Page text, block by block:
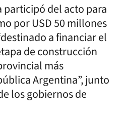
participó del acto para
por USD 50 millones
a financiar el
de construcción
más
Argentina”, junto
los gobiernos de